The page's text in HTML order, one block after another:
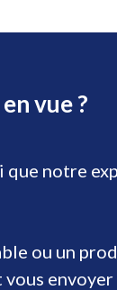
vue ?
notre
ou un
vous